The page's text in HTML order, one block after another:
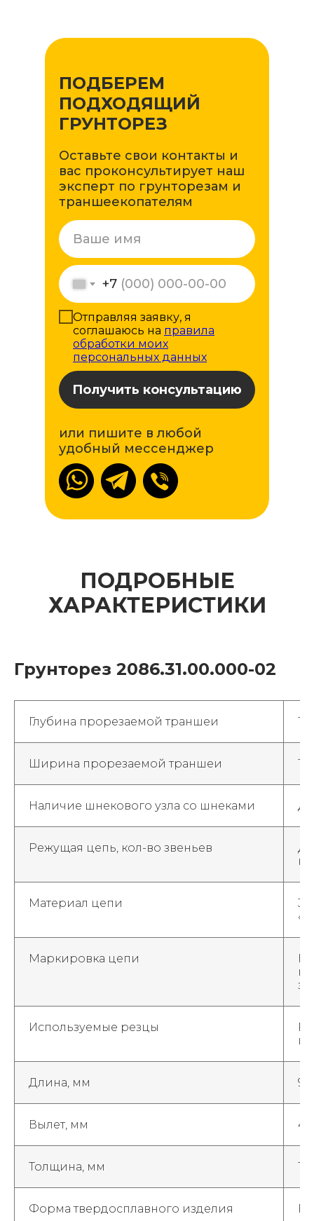
Оставьте свои контакты и
вас проконсультирует наш
эксперт по грунторезам и
траншеекопателям
ПОДБЕРЕМ
ПОДХОДЯЩИЙ
ГРУНТОРЕЗ
+7
Отправляя заявку, я
соглашаюсь на правила
обработки моих
персональных данных
Получить консультацию
или пишите в любой
удобный мессенджер
ПОДРОБНЫЕ
ХАРАКТЕРИСТИКИ
Грунторез 2086.31.00.000-02
Глубина прорезаемой траншеи
Ширина прорезаемой траншеи
Наличие шнекового узла со шнеками Да
Режущая цепь, кол-во звеньев
Материал цепи
Маркировка цепи
Используемые резцы
Длина, мм 95
Вылет, мм 40
Толщина, мм 13
Форма твердосплавного изделия